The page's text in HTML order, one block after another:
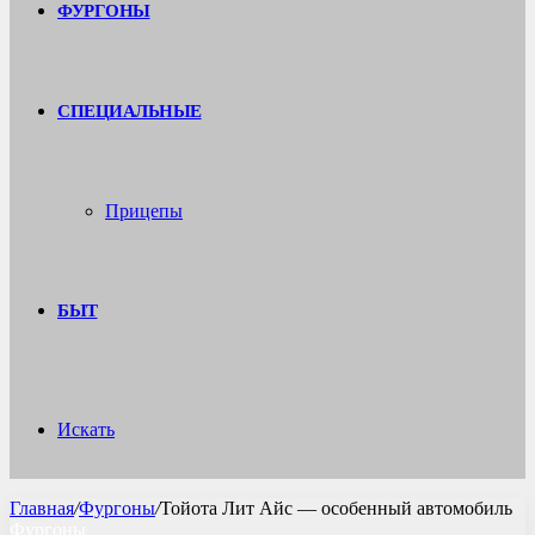
ФУРГОНЫ
СПЕЦИАЛЬНЫЕ
Прицепы
БЫТ
Искать
Главная/Фургоны/Тойота Лит Айс — особенный автомобиль